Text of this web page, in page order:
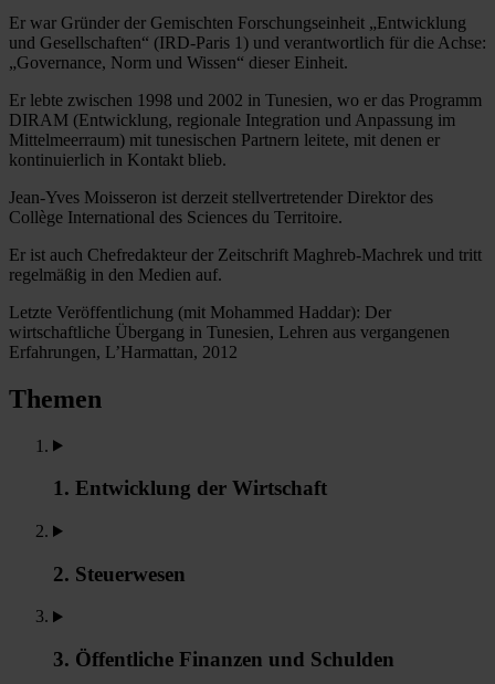
Er war Gründer der Gemischten Forschungseinheit „Entwicklung
und Gesellschaften“ (IRD-Paris 1) und verantwortlich für die Achse:
„Governance, Norm und Wissen“ dieser Einheit.
Er lebte zwischen 1998 und 2002 in Tunesien, wo er das Programm
DIRAM (Entwicklung, regionale Integration und Anpassung im
Mittelmeerraum) mit tunesischen Partnern leitete, mit denen er
kontinuierlich in Kontakt blieb.
Jean-Yves Moisseron ist derzeit stellvertretender Direktor des
Collège International des Sciences du Territoire.
Er ist auch Chefredakteur der Zeitschrift Maghreb-Machrek und tritt
regelmäßig in den Medien auf.
Letzte Veröffentlichung (mit Mohammed Haddar): Der
wirtschaftliche Übergang in Tunesien, Lehren aus vergangenen
Erfahrungen, L’Harmattan, 2012
Themen
1. Entwicklung der Wirtschaft
2. Steuerwesen
3. Öffentliche Finanzen und Schulden